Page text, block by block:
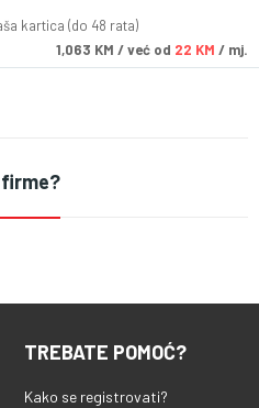
kartica (do 48 rata)
1,063 KM / već od 22 KM / mj.
TREBATE POMOĆ?
Kako se registrovati?